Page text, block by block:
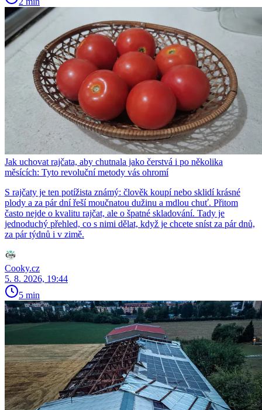
Jak uchovat rajčata, aby chutnala jako čerstvá i po několika
měsících: Tyto revoluční metody vás ohromí
S rajčaty je ten potížista známý: člověk koupí nebo sklidí krásné
plody a za pár dní řeší moučnatou dužinu a mdlou chuť. Přitom
často nejde o kvalitu rajčat, ale o špatné skladování. Tady je
jednoduchý přehled, co s nimi dělat, když je chcete sníst za pár dnů,
za pár týdnů i v zimě.
Cooky.cz
5. 8. 2026, 19:44
5 min